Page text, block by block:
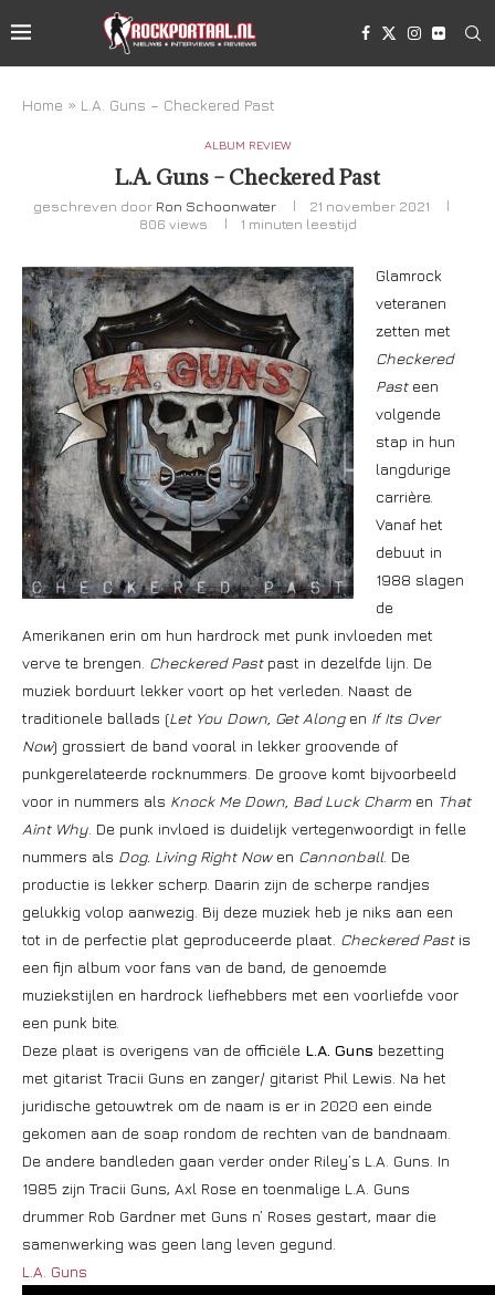
Home » L.A. Guns – Checkered Past
ALBUM REVIEW
L.A. Guns – Checkered Past
geschreven door Ron Schoonwater
21 november 2021
806 views 1 minuten leestijd
Glamrock
veteranen
zetten met
Checkered
Pasteen
volgende
stap in hun
langdurige
carrière.
Vanaf het
debuut in
1988 slagen
de
Amerikanen erin om hun hardrock met punk invloeden met
verve te brengen. Checkered Pastpast in dezelfde lijn. De
muziek borduurt lekker voort op het verleden. Naast de
traditionele ballads (Let You Down, Get Alongen If Its Over
Now) grossiert de band vooral in lekker groovende of
punkgerelateerde rocknummers. De groove komt bijvoorbeeld
voor in nummers als Knock Me Down, Bad Luck Charm en That
Aint Why . De punk invloed is duidelijk vertegenwoordigt in felle
nummers als Dog. Living Right Nowen Cannonball. De
productie is lekker scherp. Daarin zijn de scherpe randjes
gelukkig volop aanwezig. Bij deze muziek heb je niks aan een
tot in de perfectie plat geproduceerde plaat. Checkered Pastis
een fijn album voor fans van de band, de genoemde
muziekstijlen en hardrock liefhebbers met een voorliefde voor
een punk bite.
Deze plaat is overigens van de officiële L.A. Guns bezetting
met gitarist Tracii Guns en zanger/ gitarist Phil Lewis. Na het
juridische getouwtrek om de naam is er in 2020 een einde
gekomen aan de soap rondom de rechten van de bandnaam.
De andere bandleden gaan verder onder Riley’s L.A. Guns. In
1985 zijn Tracii Guns, Axl Rose en toenmalige L.A. Guns
drummer Rob Gardner met Guns n’ Roses gestart, maar die
samenwerking was geen lang leven gegund.
L.A. Guns